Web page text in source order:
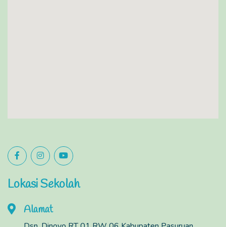
Lokasi Sekolah
Alamat